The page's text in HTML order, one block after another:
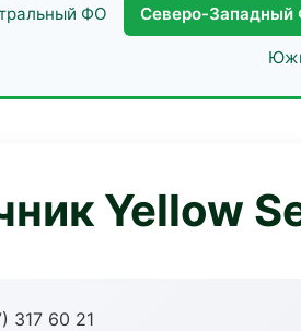
ФО Северо-Западный
Yellow
317 60 21